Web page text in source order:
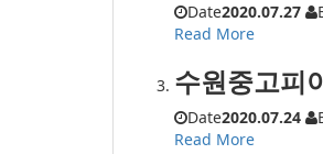
Date2020.07.27
Read More
수원중고피
Date2020.07.24
Read More